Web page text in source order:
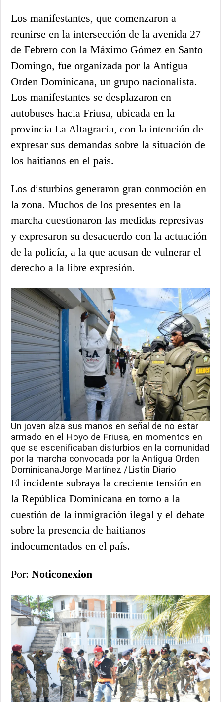
Los manifestantes, que comenzaron a
reunirse en la intersección de la avenida 27
de Febrero con la Máximo Gómez en Santo
Domingo, fue organizada por la Antigua
Orden Dominicana, un grupo nacionalista.
Los manifestantes se desplazaron en
autobuses hacia Friusa, ubicada en la
provincia La Altagracia, con la intención de
expresar sus demandas sobre la situación de
los haitianos en el país.
Los disturbios generaron gran conmoción en
la zona. Muchos de los presentes en la
marcha cuestionaron las medidas represivas
y expresaron su desacuerdo con la actuación
de la policía, a la que acusan de vulnerar el
derecho a la libre expresión.
Un joven alza sus manos en señal de no estar
armado en el Hoyo de Friusa, en momentos en
que se escenificaban disturbios en la comunidad
por la marcha convocada por la Antigua Orden
DominicanaJorge Martínez /Listín Diario
El incidente subraya la creciente tensión en
la República Dominicana en torno a la
cuestión de la inmigración ilegal y el debate
sobre la presencia de haitianos
indocumentados en el país.
Por:Noticonexion